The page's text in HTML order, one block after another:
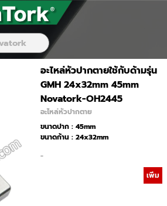
อะไหล่หัวปากตายใช้กับด้ามรุ่น
GMH 24x32mm 45mm
Novatork-OH2445
อะไหล่หัวปากตาย
ขนาดปาก : 45mm
ขนาดก้าน : 24x32mm
-
เพิ่ม